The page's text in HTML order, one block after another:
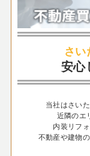
さい
安心
当社はさい
近隣のエ
内装リフ
不動産や建物